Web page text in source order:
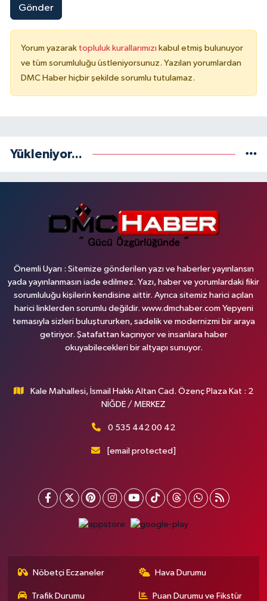
Gönder
Yorum yazarak topluluk kurallarımızı kabul etmiş bulunuyor
ve tüm sorumluluğu üstleniyorsunuz. Yazılan yorumlardan
DMC Haber hiçbir şekilde sorumlu tutulamaz.
Yükleniyor...
Önemli Uyarı : Sitemize gönderilen yazı ve haberler yayınlansın
yada yayınlanmasın iade edilmez. Yazı, haber ve yorumlardaki fikir
sorumluluğu kişilerin kendisine aittir. Ayrıca sitemiz harici açılan
harici linklerden sorumlu değildir. www.dmchaber.com Yepyeni
temasıyla sizleri buluştururken, sadelik ve modernizmi bir araya
getiriyor. Şatafattan kaçınıyor ve insanlara haber
okuyabilecekleri bir altyapı sunuyor.
Kale Mahallesi, İsmail Hakkı Altan Cad. Özenç Plaza Kat : 2
NİĞDE / MERKEZ
0 535 442 00 42
[email protected]
Nöbetçi Eczaneler Hava Durumu
Trafik Durumu Puan Durumu ve Fikstür